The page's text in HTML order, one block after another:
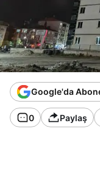
Google'da
0 Paylaş